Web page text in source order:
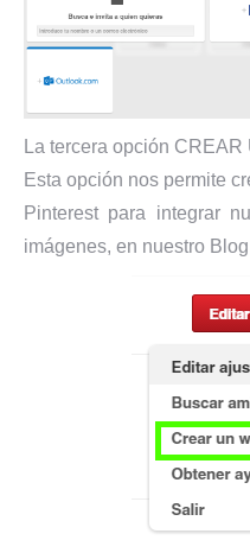
La tercera opción CREAR
Esta opción nos permite
Pinterest para integrar
imágenes, en nuestro